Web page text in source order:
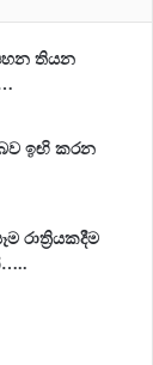
තියන
ඉඟි කරන
රාත්‍රියකදීම